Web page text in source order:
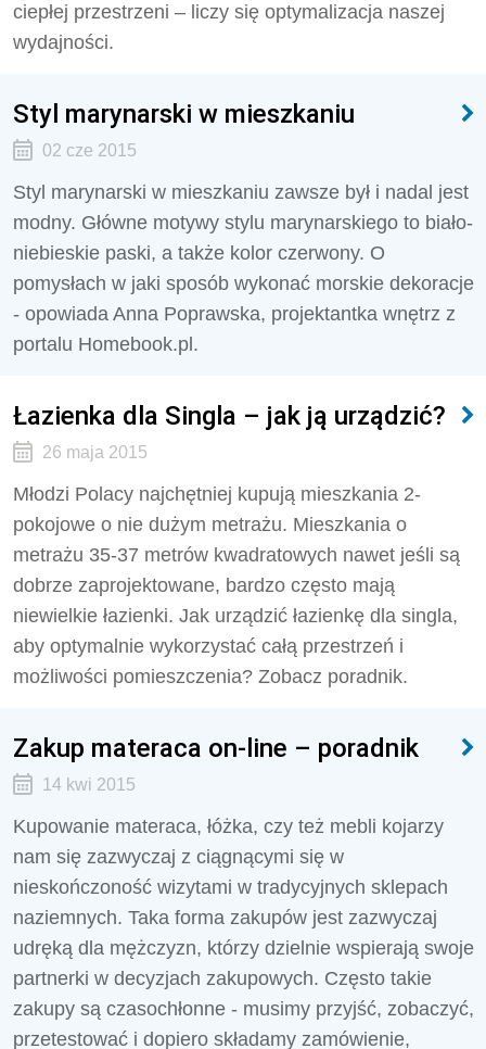
ciepłej przestrzeni – liczy się optymalizacja naszej
wydajności.
Styl marynarski w mieszkaniu
02 cze 2015
Styl marynarski w mieszkaniu zawsze był i nadal jest
modny. Główne motywy stylu marynarskiego to biało-
niebieskie paski, a także kolor czerwony. O
pomysłach w jaki sposób wykonać morskie dekoracje
- opowiada Anna Poprawska, projektantka wnętrz z
portalu Homebook.pl.
Łazienka dla Singla – jak ją urządzić?
26 maja 2015
Młodzi Polacy najchętniej kupują mieszkania 2-
pokojowe o nie dużym metrażu. Mieszkania o
metrażu 35-37 metrów kwadratowych nawet jeśli są
dobrze zaprojektowane, bardzo często mają
niewielkie łazienki. Jak urządzić łazienkę dla singla,
aby optymalnie wykorzystać całą przestrzeń i
możliwości pomieszczenia? Zobacz poradnik.
Zakup materaca on-line – poradnik
14 kwi 2015
Kupowanie materaca, łóżka, czy też mebli kojarzy
nam się zazwyczaj z ciągnącymi się w
nieskończoność wizytami w tradycyjnych sklepach
naziemnych. Taka forma zakupów jest zazwyczaj
udręką dla mężczyzn, którzy dzielnie wspierają swoje
partnerki w decyzjach zakupowych. Często takie
zakupy są czasochłonne - musimy przyjść, zobaczyć,
przetestować i dopiero składamy zamówienie,